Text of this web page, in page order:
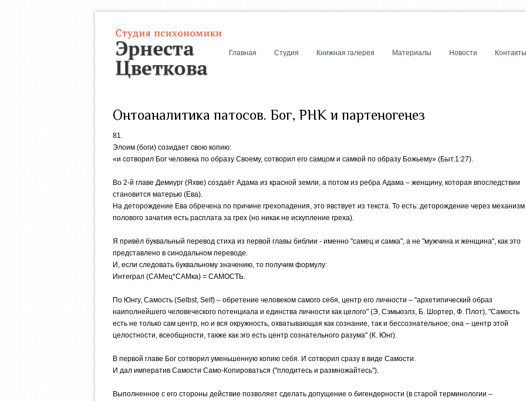
Главная Студия Книжная галерея Материалы Новости Контакты
Онтоаналитика патосов. Бог, РНК и партеногенез
81.
Элоим (боги) созидает свою копию:
«и сотворил Бог человека по образу Своему, сотворил его самцом и самкой по образу Божьему» (Быт.1:27).
Во 2-й главе Демиург (Яхве) создаёт Адама из красной земли, а потом из ребра Адама – женщину, которая впоследствии
становится матерью (Ева).
На деторождение Ева обречена по причине грехопадения, это явствует из текста. То есть: деторождение через механизм
полового зачатия есть расплата за грех (но никак не искупление греха).
Я привёл буквальный перевод стиха из первой главы библии - именно "самец и самка", а не "мужчина и женщина", как это
представлено в синодальном переводе.
И, если следовать буквальному значению, то получим формулу:
Интеграл (САМец*САМка) = САМОСТЬ.
По Юнгу, Самость (Selbst, Self) – обретение человеком самого себя, центр его личности – "архетипический образ
наиполнейшего человеческого потенциала и единства личности как целого" (Э, Сэмьюэлз, Б. Шортер, Ф. Плот), "Самость
есть не только сам центр, но и вся окружность, охватывающая как сознание, так и бессознательное; она – центр этой
целостности, всеобщности, также как эго есть центр сознательного разума" (К. Юнг).
В первой главе Бог сотворил уменьшенную копию себя. И сотворил сразу в виде Самости.
И дал императив Самости Само-Копироваться ("плодитесь и размножайтесь").
Выполненное с его стороны действие позволяет сделать допущение о бигендерности (в старой терминологии –